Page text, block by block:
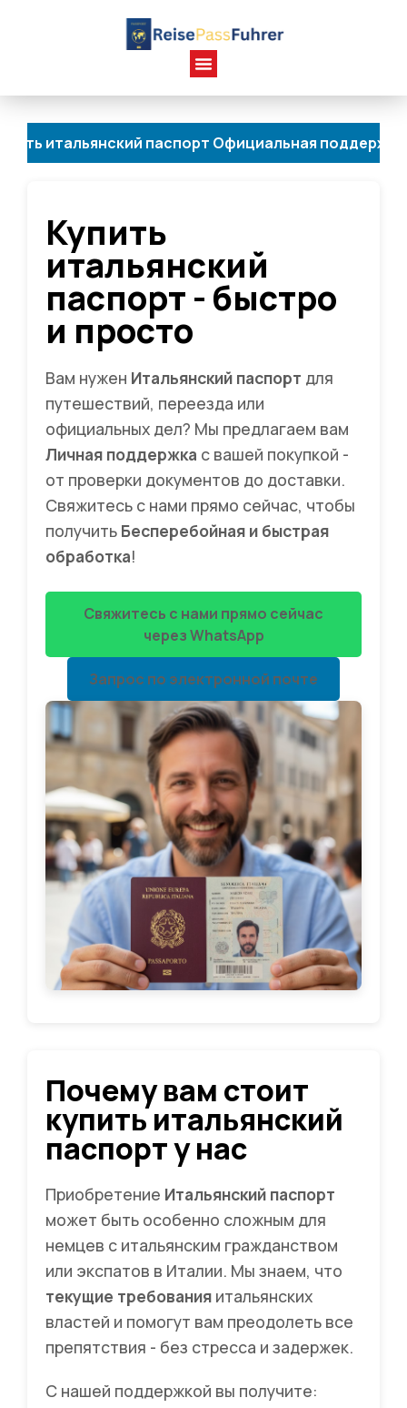
паспорт Официальная поддержка
Купить
итальянский
паспорт - быстро
и просто
Вам нужен Итальянский паспорт для
путешествий, переезда или
официальных дел? Мы предлагаем вам
Личная поддержка с вашей покупкой -
от проверки документов до доставки.
Свяжитесь с нами прямо сейчас, чтобы
получить Бесперебойная и быстрая
обработка!
Свяжитесь с нами прямо сейчас
через WhatsApp
Запрос по электронной почте
Почему вам стоит
купить итальянский
паспорт у нас
Приобретение Итальянский паспорт
может быть особенно сложным для
немцев с итальянским гражданством
или экспатов в Италии. Мы знаем, что
текущие требования итальянских
властей и помогут вам преодолеть все
препятствия - без стресса и задержек.
С нашей поддержкой вы получите: